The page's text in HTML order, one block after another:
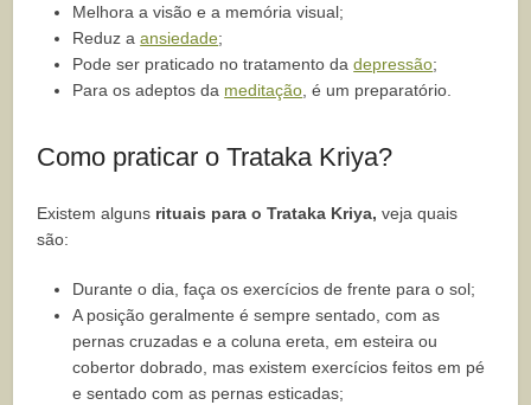
Melhora a visão e a memória visual;
Reduz aansiedade;
Pode ser praticado no tratamento dadepressão;
Para os adeptos da meditação , é um preparatório.
Como praticar o Trataka Kriya?
Existem alguns rituais para o Trataka Kriya,veja quais
são:
Durante o dia, faça os exercícios de frente para o sol;
A posição geralmente é sempre sentado, com as
pernas cruzadas e a coluna ereta, em esteira ou
cobertor dobrado, mas existem exercícios feitos em pé
e sentado com as pernas esticadas;